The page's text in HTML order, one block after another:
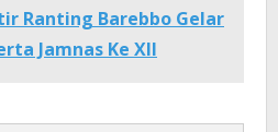
Ranting Barebbo Gelar
Jamnas Ke XII